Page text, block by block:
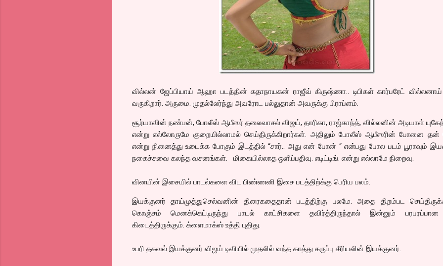
வில்லன் ஜேப்பியாய் ஆஹா படத்தின் கதாநாயகன் ராஜீவ் கிருஷ்ணா.. டிபிகள் கார்பரேட்
வருகிறார். அருமை. முதல்லேர்ந்து அவரோட பல்லுதான் அவருக்கு பிராப்ளம்.
சூர்யாவின் நண்பன், போலீஸ் ஆபீஸர் தலைவாசல் விஜய், தாரிகா, ராஜ்காந்த், வில்லனின் அடியாள்
என்று எல்லோருமே குறையில்லாமல் செய்திருக்கிறார்கள். அதிலும் போலீஸ் ஆபீஸரின் போனை
என்று நினைத்து உடைக்க போகும் இடத்தில் “சார்.. அது என் போன் “ என்பது போல படம் பூராவும்
நகைச்சுவை கலந்த வசனங்கள். மிகையில்லாத ஒளிப்பதிவு. எடிட்டிங். என்று எல்லாமே நிறைவு.
வினயின் இசையில் பாடல்களை விட பிண்ணனி இசை படத்திற்க்கு பெரிய பலம்.
இயக்குனர் தாய்முத்துசெல்வனின் திரைகதைதான் படத்திற்கு பலமே. அதை திறம்பட
கொஞ்சம் மெனக்கெட்டிருந்து பாடல் காட்சிகளை தவிர்த்திருந்தால் இன்னும்
கிடைத்திருக்கும். க்ளைமாக்ஸ் உத்தி புதிது.
உபரி தகவல் இயக்குனர் விஜய் டிவியில் முதலில் வந்த காத்து கருப்பு சீரியலின் இயக்குனர்.